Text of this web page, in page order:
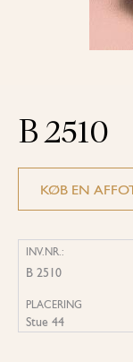
B 2510
KØB EN
INV.NR.:
B 2510
PLACERING
Stue 44